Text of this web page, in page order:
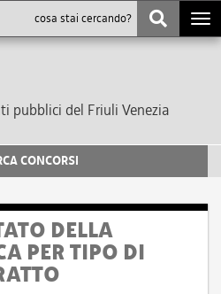
pubblici del Friuli Venezia
CONCORSI
DELLA
PER TIPO DI